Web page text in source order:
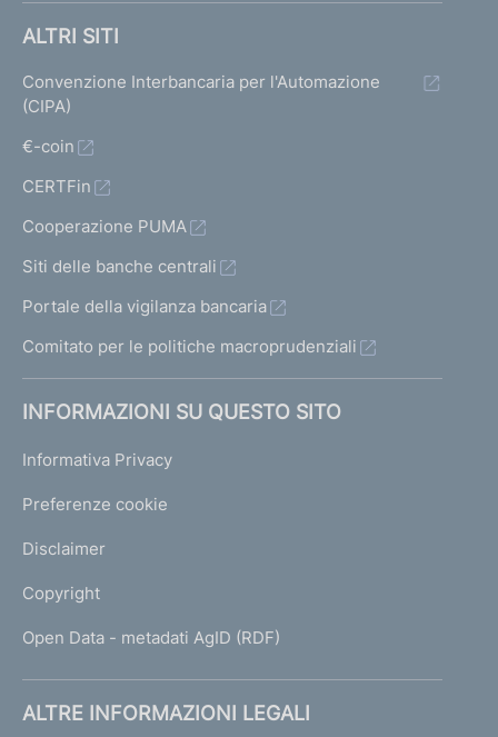
ALTRI SITI
Convenzione Interbancaria per l'Automazione
(CIPA)
€-coin
CERTFin
Cooperazione PUMA
Siti delle banche centrali
Portale della vigilanza bancaria
Comitato per le politiche macroprudenziali
INFORMAZIONI SU QUESTO SITO
Informativa Privacy
Preferenze cookie
Disclaimer
Copyright
Open Data - metadati AgID (RDF)
ALTRE INFORMAZIONI LEGALI